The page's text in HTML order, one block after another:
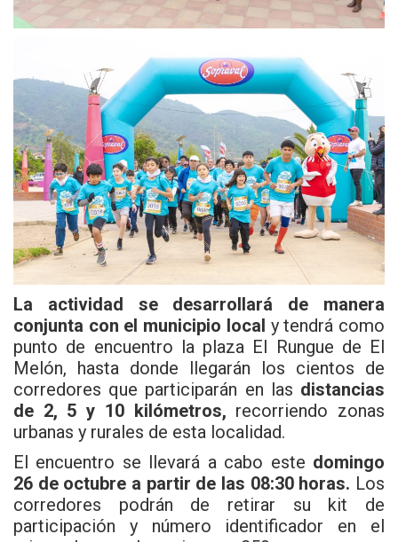
La actividad se desarrollará de manera
conjunta con el municipio local y tendrá como
punto de encuentro la plaza El Rungue de El
Melón, hasta donde llegarán los cientos de
corredores que participarán en las distancias
de 2, 5 y 10 kilómetros, recorriendo zonas
urbanas y rurales de esta localidad.
El encuentro se llevará a cabo este domingo
26 de octubre a partir de las 08:30 horas. Los
corredores podrán de retirar su kit de
participación y número identificador en el